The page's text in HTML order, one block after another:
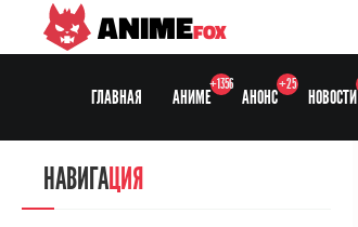
ANIMEFOX
ГЛАВНАЯ АНИМЕ
+1356
АНОНС
+25
НОВОСТИ
НАВИГАЦИЯ